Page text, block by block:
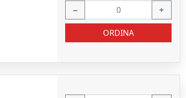
− +
ORDINA